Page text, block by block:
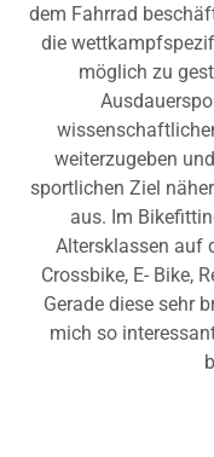
dem Fahrrad
die
möglich zu
weiterzugeben
sportlichen Ziel
aus. Im
Altersklassen auf
Crossbike, E- Bike,
Gerade diese sehr
mich so